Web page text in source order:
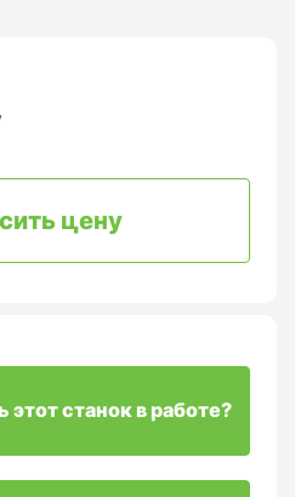
цену
этот станок в работе?